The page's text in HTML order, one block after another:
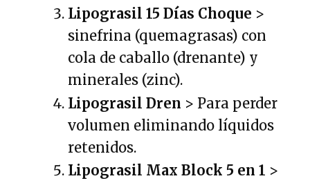
Lipograsil 15 Días Choque >
sinefrina (quemagrasas) con
cola de caballo (drenante) y
minerales (zinc).
Lipograsil Dren > Para perder
volumen eliminando líquidos
retenidos.
Lipograsil Max Block 5 en 1 >